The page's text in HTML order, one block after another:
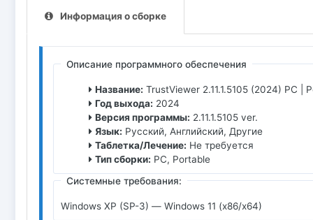
Информация о сборке
Описание программного обеспечения
Название: TrustViewer 2.11.1.5105 (2024) PC |
Год выхода: 2024
Версия программы: 2.11.1.5105 ver.
Язык: Русский, Английский, Другие
Таблетка/Лечение: Не требуется
Тип сборки: PC, Portable
Системные требования:
Windows XP (SP-3) — Windows 11 (x86/x64)